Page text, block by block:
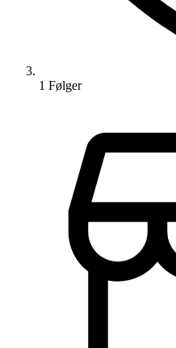
1 Følger